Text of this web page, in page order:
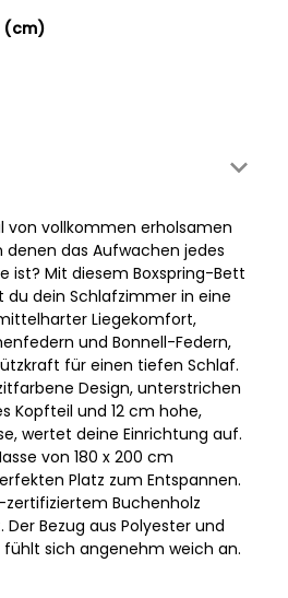
(cm)
von vollkommen erholsamen
das Aufwachen jedes
ist? Mit diesem Boxspring-Bett
du dein Schlafzimmer in eine
Liegekomfort,
und Bonnell-Federn,
für einen tiefen Schlaf.
Design, unterstrichen
Kopfteil und 12 cm hohe,
wertet deine Einrichtung auf.
von 180 x 200 cm
Platz zum Entspannen.
zertifiziertem Buchenholz
Bezug aus Polyester und
sich angenehm weich an.